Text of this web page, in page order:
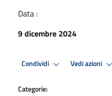
Data :
9 dicembre 2024
Condividi Vedi azioni
Categorie: